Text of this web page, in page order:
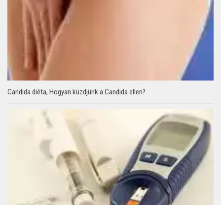
Candida diéta, Hogyan küzdjünk a Candida ellen?